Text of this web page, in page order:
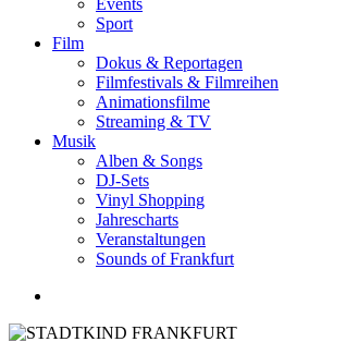
Events
Sport
Film
Dokus & Reportagen
Filmfestivals & Filmreihen
Animationsfilme
Streaming & TV
Musik
Alben & Songs
DJ-Sets
Vinyl Shopping
Jahrescharts
Veranstaltungen
Sounds of Frankfurt